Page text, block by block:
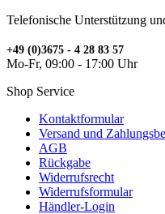
Telefonische Unterstützung
+49 (0)3675 - 4 28 83 57
Mo-Fr, 09:00 - 17:00 Uhr
Shop Service
Kontaktformular
Versand und
AGB
Rückgabe
Widerrufsrecht
Widerrufsformular
Händler-Login